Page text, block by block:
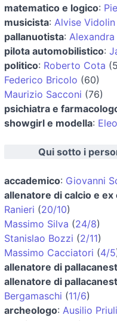
matematico e logico:
musicista: Alvise Vidolin
pallanuotista:
pilota automobilistico:
politico: Roberto Cota
Federico Bricolo (60)
Maurizio Sacconi (76)
psichiatra e
showgirl e modella:
Qui sotto i
accademico: Giovanni
allenatore di calcio e ex
Ranieri (20/10)
Massimo Silva (24/8)
Stanislao Bozzi (2/11)
Massimo Cacciatori (4/5
allenatore di
allenatore di
Bergamaschi (11/6)
archeologo: Ausilio Priuli